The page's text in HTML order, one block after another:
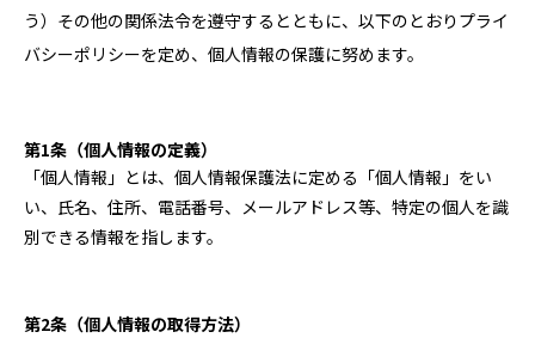
う）その他の関係法令を遵守するとともに、以下のとおりプライ
バシーポリシーを定め、個人情報の保護に努めます。
第1条（個人情報の定義）
「個人情報」とは、個人情報保護法に定める「個人情報」をい
い、氏名、住所、電話番号、メールアドレス等、特定の個人を識
別できる情報を指します。
第2条（個人情報の取得方法）